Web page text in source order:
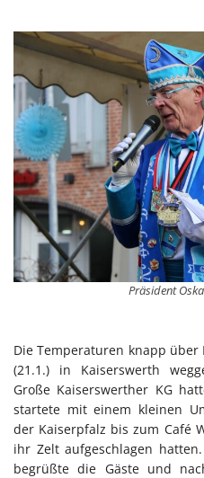
Präsident
Die Temperaturen knapp
(21.1.) in Kaiserswerth
Große Kaiserswerther KG
startete mit einem kleinen
der Kaiserpfalz bis zum Café
ihr Zelt aufgeschlagen
begrüßte die Gäste und